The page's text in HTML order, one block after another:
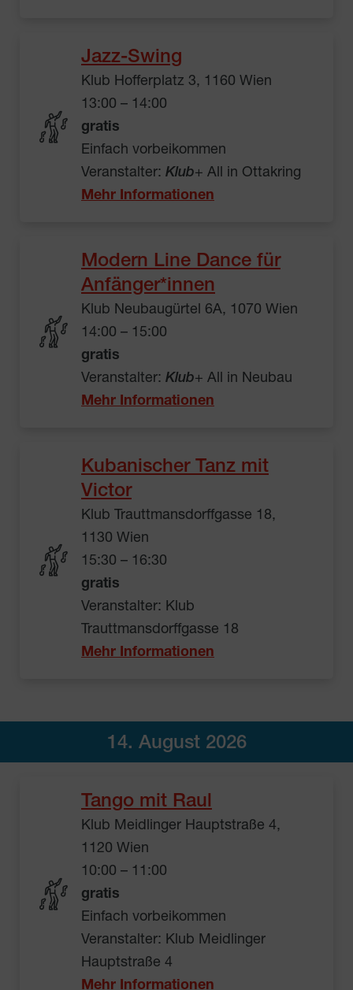
Jazz-Swing
Klub Hofferplatz 3, 1160 Wien
13:00 – 14:00
gratis
Einfach vorbeikommen
Veranstalter: Klub+ All in Ottakring
Mehr Informationen
Modern Line Dance für
Anfänger*innen
Klub Neubaugürtel 6A, 1070 Wien
14:00 – 15:00
gratis
Veranstalter: Klub+ All in Neubau
Mehr Informationen
Kubanischer Tanz mit
Victor
Klub Trauttmansdorffgasse 18,
1130 Wien
15:30 – 16:30
gratis
Veranstalter: Klub
Trauttmansdorffgasse 18
Mehr Informationen
14. August 2026
Tango mit Raul
Klub Meidlinger Hauptstraße 4,
1120 Wien
10:00 – 11:00
gratis
Einfach vorbeikommen
Veranstalter: Klub Meidlinger
Hauptstraße 4
Mehr Informationen